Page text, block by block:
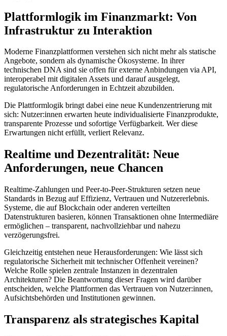
Plattformlogik im Finanzmarkt: Von
Infrastruktur zu Interaktion
Moderne Finanzplattformen verstehen sich nicht mehr als statische
Angebote, sondern als dynamische Ökosysteme. In ihrer
technischen DNA sind sie offen für externe Anbindungen via API,
interoperabel mit digitalen Assets und darauf ausgelegt,
regulatorische Anforderungen in Echtzeit abzubilden.
Die Plattformlogik bringt dabei eine neue Kundenzentrierung mit
sich: Nutzer:innen erwarten heute individualisierte Finanzprodukte,
transparente Prozesse und sofortige Verfügbarkeit. Wer diese
Erwartungen nicht erfüllt, verliert Relevanz.
Realtime und Dezentralität: Neue
Anforderungen, neue Chancen
Realtime-Zahlungen und Peer-to-Peer-Strukturen setzen neue
Standards in Bezug auf Effizienz, Vertrauen und Nutzererlebnis.
Systeme, die auf Blockchain oder anderen verteilten
Datenstrukturen basieren, können Transaktionen ohne Intermediäre
ermöglichen – transparent, nachvollziehbar und nahezu
verzögerungsfrei.
Gleichzeitig entstehen neue Herausforderungen: Wie lässt sich
regulatorische Sicherheit mit technischer Offenheit vereinen?
Welche Rolle spielen zentrale Instanzen in dezentralen
Architekturen? Die Beantwortung dieser Fragen wird darüber
entscheiden, welche Plattformen das Vertrauen von Nutzer:innen,
Aufsichtsbehörden und Institutionen gewinnen.
Transparenz als strategisches Kapital